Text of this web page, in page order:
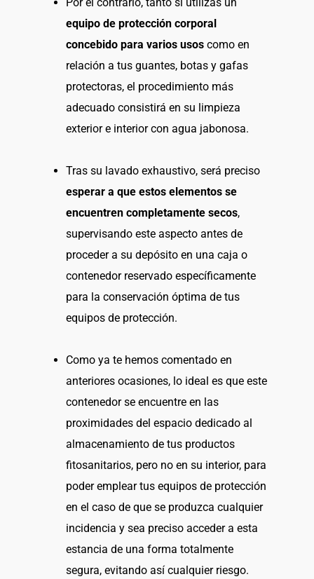
equipo de protección corporal
concebido para varios usos como en
relación a tus guantes, botas y gafas
protectoras, el procedimiento más
adecuado consistirá en su limpieza
exterior e interior con agua jabonosa.
Tras su lavado exhaustivo, será preciso
esperar a que estos elementos se
encuentren completamente secos,
supervisando este aspecto antes de
proceder a su depósito en una caja o
contenedor reservado específicamente
para la conservación óptima de tus
equipos de protección.
Como ya te hemos comentado en
anteriores ocasiones, lo ideal es que este
contenedor se encuentre en las
proximidades del espacio dedicado al
almacenamiento de tus productos
fitosanitarios, pero no en su interior, para
poder emplear tus equipos de protección
en el caso de que se produzca cualquier
incidencia y sea preciso acceder a esta
estancia de una forma totalmente
segura, evitando así cualquier riesgo.